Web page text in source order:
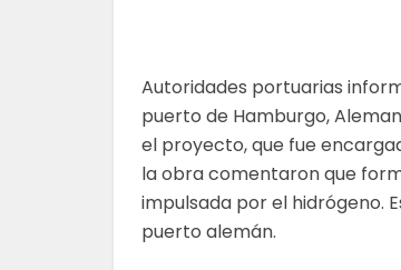
Autoridades portuarias
puerto de Hamburgo,
el proyecto, que fue
la obra comentaron que
impulsada por el hidrógeno.
puerto alemán.